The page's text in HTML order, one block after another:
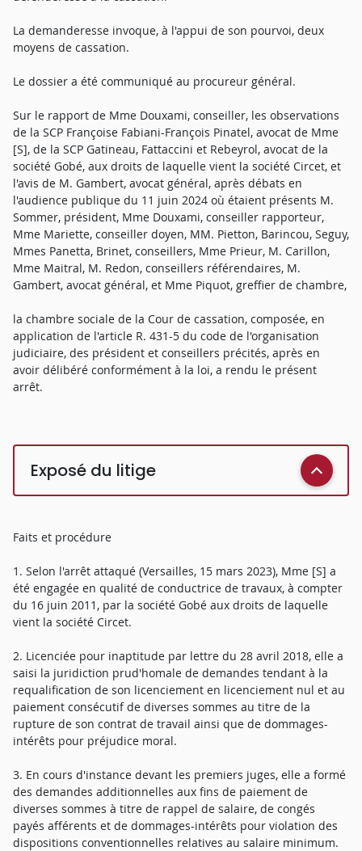
La demanderesse invoque, à l'appui de son pourvoi, deux
moyens de cassation.
Le dossier a été communiqué au procureur général.
Sur le rapport de Mme Douxami, conseiller, les observations
de la SCP Françoise Fabiani-François Pinatel, avocat de Mme
[S], de la SCP Gatineau, Fattaccini et Rebeyrol, avocat de la
société Gobé, aux droits de laquelle vient la société Circet, et
l'avis de M. Gambert, avocat général, après débats en
l'audience publique du 11 juin 2024 où étaient présents M.
Sommer, président, Mme Douxami, conseiller rapporteur,
Mme Mariette, conseiller doyen, MM. Pietton, Barincou, Seguy,
Mmes Panetta, Brinet, conseillers, Mme Prieur, M. Carillon,
Mme Maitral, M. Redon, conseillers référendaires, M.
Gambert, avocat général, et Mme Piquot, greffier de chambre,
la chambre sociale de la Cour de cassation, composée, en
application de l'article R. 431-5 du code de l'organisation
judiciaire, des président et conseillers précités, après en
avoir délibéré conformément à la loi, a rendu le présent
arrêt.
Exposé du litige
Faits et procédure
1. Selon l'arrêt attaqué (Versailles, 15 mars 2023), Mme [S] a
été engagée en qualité de conductrice de travaux, à compter
du 16 juin 2011, par la société Gobé aux droits de laquelle
vient la société Circet.
2. Licenciée pour inaptitude par lettre du 28 avril 2018, elle a
saisi la juridiction prud'homale de demandes tendant à la
requalification de son licenciement en licenciement nul et au
paiement consécutif de diverses sommes au titre de la
rupture de son contrat de travail ainsi que de dommages-
intérêts pour préjudice moral.
3. En cours d'instance devant les premiers juges, elle a formé
des demandes additionnelles aux fins de paiement de
diverses sommes à titre de rappel de salaire, de congés
payés afférents et de dommages-intérêts pour violation des
dispositions conventionnelles relatives au salaire minimum.